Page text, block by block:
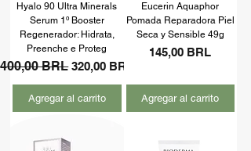
Hyalo 90 Ultra Minerals
Serum 1º Booster
Regenerador: Hidrata,
Preenche e Proteg
Precio
400,00 BRL Precio de oferta
320,00 BRL
Agregar al carrito
Eucerin Aquaphor
Pomada Reparadora Piel
Seca y Sensible 49g
Precio
145,00 BRL
Agregar al carrito